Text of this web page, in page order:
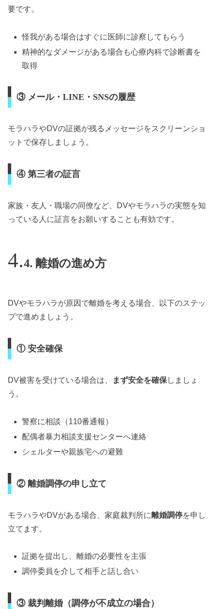
要です。
怪我がある場合はすぐに医師に診察してもらう
精神的なダメージがある場合も心療内科で診断書を
取得
③ メール・LINE・SNSの履歴
モラハラやDVの証拠が残るメッセージをスクリーンショ
ットで保存しましょう。
④ 第三者の証言
家族・友人・職場の同僚など、DVやモラハラの実態を知
っている人に証言をお願いすることも有効です。
4. 離婚の進め方
DVやモラハラが原因で離婚を考える場合、以下のステッ
プで進めましょう。
① 安全確保
DV被害を受けている場合は、 まず安全を確保しましょ
う。
警察に相談（110番通報）
配偶者暴力相談支援センターへ連絡
シェルターや親族宅への避難
② 離婚調停の申し立て
モラハラやDVがある場合、家庭裁判所に離婚調停を申し
立てます。
証拠を提出し、離婚の必要性を主張
調停委員を介して相手と話し合い
③ 裁判離婚（調停が不成立の場合）